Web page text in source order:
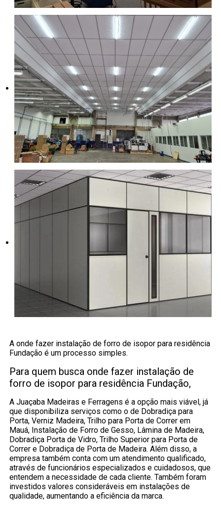
A onde fazer instalação de forro de isopor para residência
Fundação é um processo simples.
Para quem busca onde fazer instalação de
forro de isopor para residência Fundação,
A Juaçaba Madeiras e Ferragens é a opção mais viável, já
que disponibiliza serviços como o de Dobradiça para
Porta, Verniz Madeira, Trilho para Porta de Correr em
Mauá, Instalação de Forro de Gesso, Lâmina de Madeira,
Dobradiça Porta de Vidro, Trilho Superior para Porta de
Correr e Dobradiça de Porta de Madeira. Além disso, a
empresa também conta com um atendimento qualificado,
através de funcionários especializados e cuidadosos, que
entendem a necessidade de cada cliente. Também foram
investidos valores consideráveis em instalações de
qualidade, aumentando a eficiência da marca.